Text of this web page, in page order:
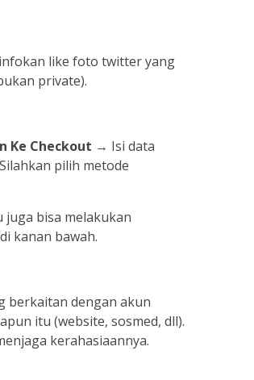
like foto twitter yang
private).
Ke Checkout → Isi data
Silahkan pilih metode
juga bisa melakukan
kanan bawah.
berkaitan dengan akun
itu (website, sosmed, dll).
kerahasiaannya.